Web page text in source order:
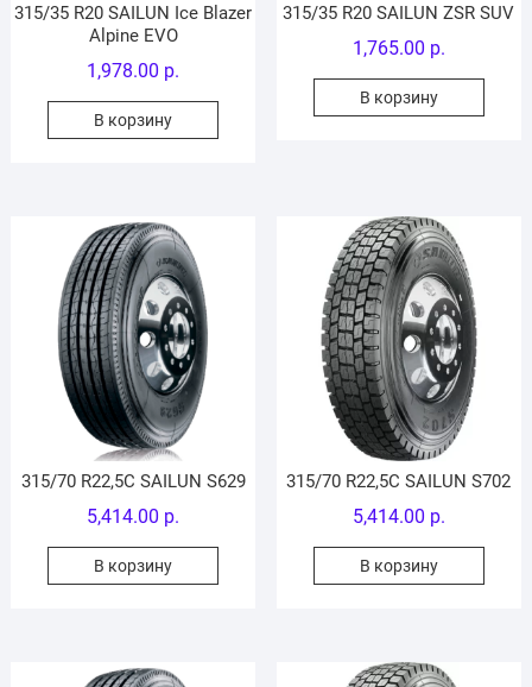
315/35 R20 SAILUN Ice Blazer
Alpine EVO
1,978.00 р.
В корзину
315/35 R20 SAILUN ZSR SUV
1,765.00 р.
В корзину
315/70 R22,5C SAILUN S629
5,414.00 р.
В корзину
315/70 R22,5C SAILUN S702
5,414.00 р.
В корзину